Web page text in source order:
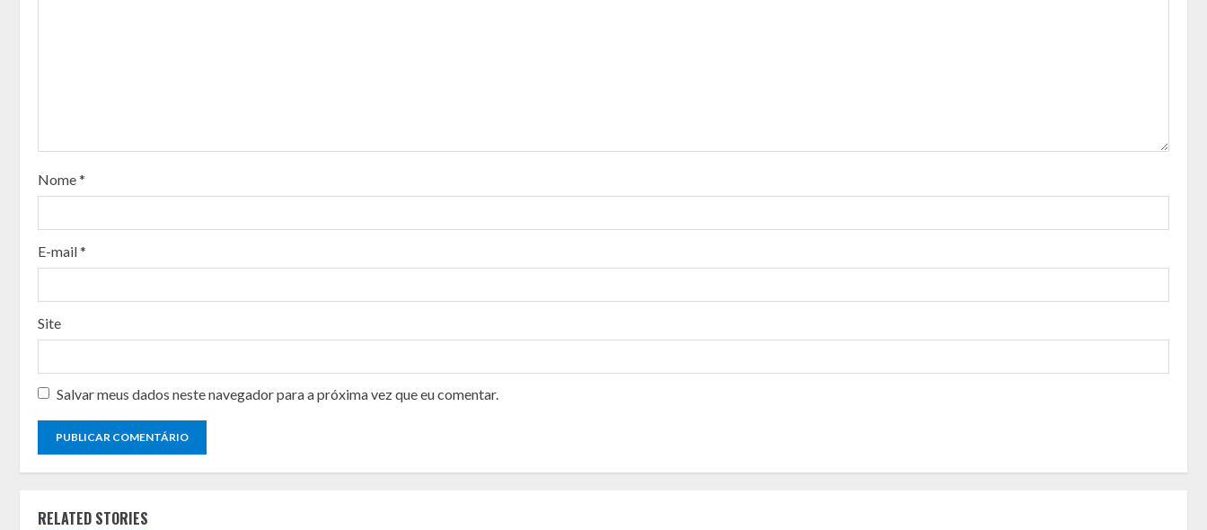
a
d
i
n
g
Nome*
E-mail*
Site
Salvar meus dados neste navegador para a próxima vez que eu comentar.
RELATED STORIES